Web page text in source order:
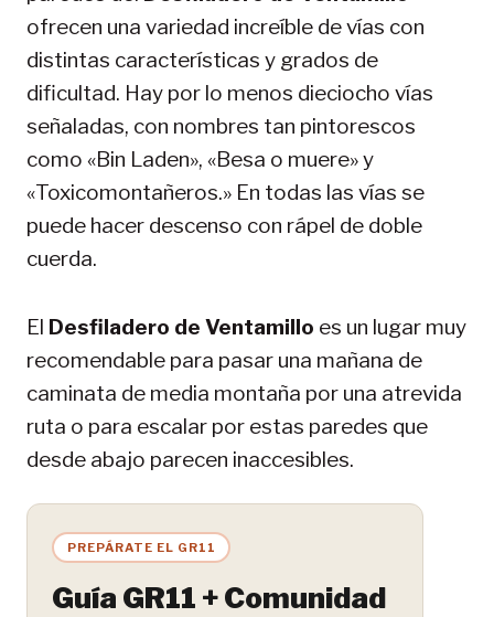
ofrecen una variedad increíble de vías con
distintas características y grados de
dificultad. Hay por lo menos dieciocho vías
señaladas, con nombres tan pintorescos
como «Bin Laden», «Besa o muere» y
«Toxicomontañeros.» En todas las vías se
puede hacer descenso con rápel de doble
cuerda.
El Desfiladero de Ventamillo es un lugar muy
recomendable para pasar una mañana de
caminata de media montaña por una atrevida
ruta o para escalar por estas paredes que
desde abajo parecen inaccesibles.
PREPÁRATE EL GR11
Guía GR11 + Comunidad